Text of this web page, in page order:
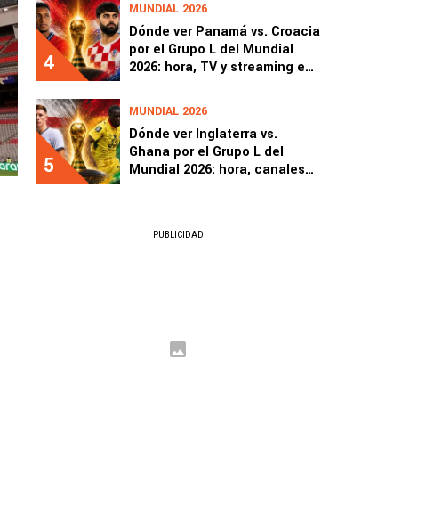
4
MUNDIAL 2026
Dónde ver Panamá vs. Croacia
por el Grupo L del Mundial
2026: hora, TV y streaming en
5
MUNDIAL 2026
Dónde ver Inglaterra vs.
Ghana por el Grupo L del
Mundial 2026: hora, canales
PUBLICIDAD